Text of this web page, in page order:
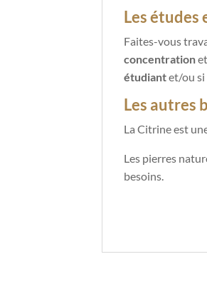
Les
Faites-vous
concentrationet
étudiantet/ou si
Les autres
La Citrine est
Les pierres
besoins.